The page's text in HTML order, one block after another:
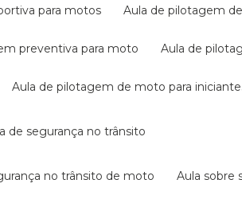
para motos aula de pilotagem
preventiva para moto aula de
aula de pilotagem de moto para
de segurança no trânsito
no trânsito de moto aula